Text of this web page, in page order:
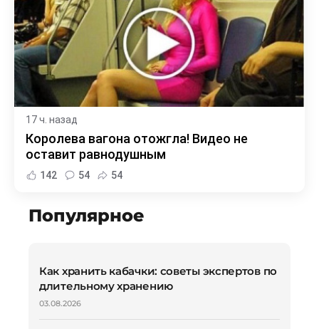
17 ч. назад
Королева вагона отожгла! Видео не
оставит равнодушным
142 54 54
Популярное
Как хранить кабачки: советы экспертов по
длительному хранению
03.08.2026